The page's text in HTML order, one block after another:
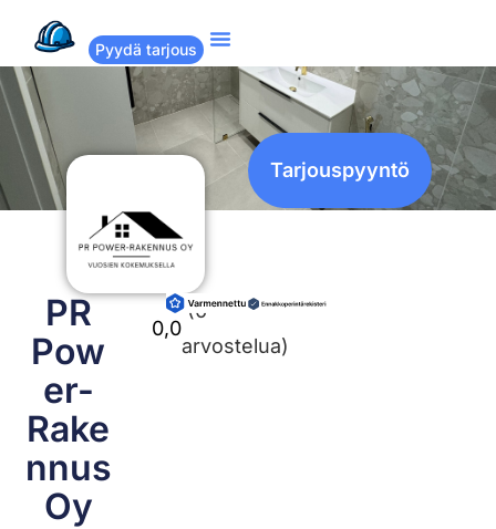
Pyydä tarjous
PR
Pow
er-
Rake
nnus
Oy
0,0
(0
arvostelua)
Tarjouspyyntö